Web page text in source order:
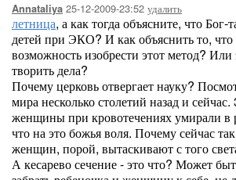
Annataliya 25-12-2009-23:52 удалить
летница, а как тогда объясните, что
детей при ЭКО? И как объяснить то,
возможность изобрести этот метод? Или
творить дела?
Почему церковь отвергает науку?
мира несколько столетий назад и сейчас.
женщины при кровотечениях умирали в
что на это божья воля. Почему сейчас
женщин, порой, вытаскивают с того
А кесарево сечение - это что? Может